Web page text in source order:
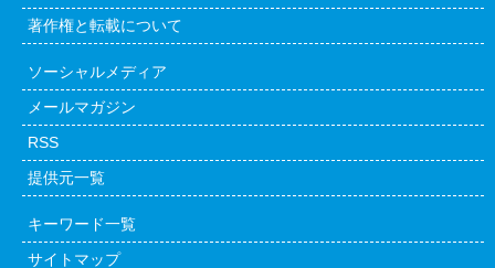
著作権と転載について
ソーシャルメディア
メールマガジン
RSS
提供元一覧
キーワード一覧
サイトマップ